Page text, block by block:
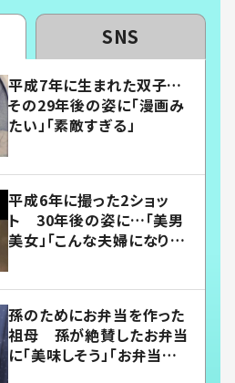
SNS
平成7年に生まれた双子…
その29年後の姿に「漫画み
たい」「素敵すぎる」
平成6年に撮った2ショッ
ト 30年後の姿に…「美男
美女」「こんな夫婦になりた
孫のためにお弁当を作った
祖母 孫が絶賛したお弁当
に「美味しそう」「お弁当すご